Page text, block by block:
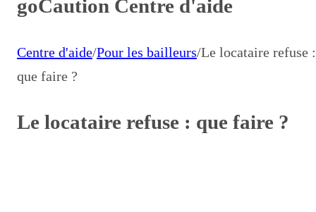
goCaution Centre d'aide
Centre d'aide/Pour les bailleurs/Le locataire refuse :
que faire ?
Le locataire refuse : que faire ?